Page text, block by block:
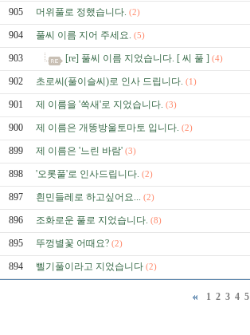
905 머위풀로 정했습니다. (2)
904 풀씨 이름 지어 주세요. (5)
903 [re] 풀씨 이름 지었습니다. [ 씨 풀 ] (4)
902 초로씨(풀이슬씨)로 인사 드립니다. (1)
901 제 이름을 '쏙새'로 지었습니다. (3)
900 제 이름은 개똥방울토마토 입니다. (2)
899 제 이름은 '느린 바람' (3)
898 '오롯풀'로 인사드립니다. (2)
897 흰민들레로 하고싶어요... (2)
896 조화로운 풀로 지었습니다. (8)
895 뚜껑별꽃 어때요? (2)
894 삘기풀이라고 지었습니다 (2)
1 2 3 4 5